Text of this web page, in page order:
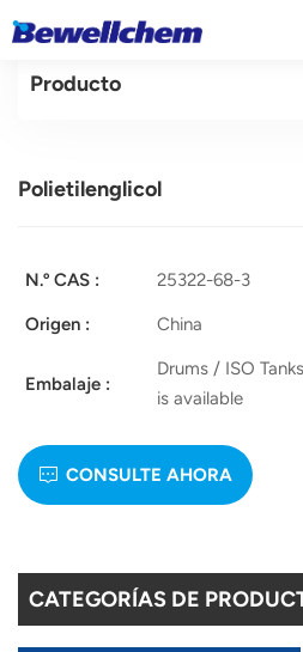
Producto
Polietilenglicol
N.º CAS : 25322-68-3
Origen : China
Embalaje :
Drums / ISO
is available
CONSULTE AHORA
CATEGORÍAS DE